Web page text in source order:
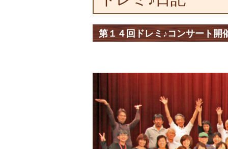
第１４回ドレミ♪コンサート開